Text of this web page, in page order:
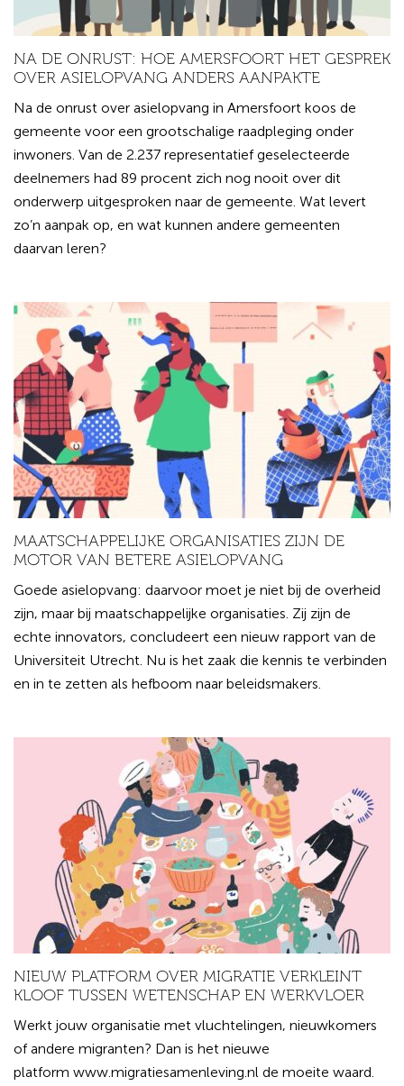
NA DE ONRUST: HOE AMERSFOORT HET GESPREK
OVER ASIELOPVANG ANDERS AANPAKTE
Na de onrust over asielopvang in Amersfoort koos de
gemeente voor een grootschalige raadpleging onder
inwoners. Van de 2.237 representatief geselecteerde
deelnemers had 89 procent zich nog nooit over dit
onderwerp uitgesproken naar de gemeente. Wat levert
zo’n aanpak op, en wat kunnen andere gemeenten
daarvan leren?
MAATSCHAPPELIJKE ORGANISATIES ZIJN DE
MOTOR VAN BETERE ASIELOPVANG
Goede asielopvang: daarvoor moet je niet bij de overheid
zijn, maar bij maatschappelijke organisaties. Zij zijn de
echte innovators, concludeert een nieuw rapport van de
Universiteit Utrecht. Nu is het zaak die kennis te verbinden
en in te zetten als hefboom naar beleidsmakers.
NIEUW PLATFORM OVER MIGRATIE VERKLEINT
KLOOF TUSSEN WETENSCHAP EN WERKVLOER
Werkt jouw organisatie met vluchtelingen, nieuwkomers
of andere migranten? Dan is het nieuwe
platform www.migratiesamenleving.nl de moeite waard.